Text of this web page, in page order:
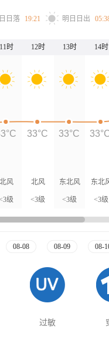
日落 19:21 明日日出
11时 12时 13时 14时
北风
级
北风
<3级
东北风
<3级
东北
<3级
33°C 33°C
08-08 08-09 08-
过敏